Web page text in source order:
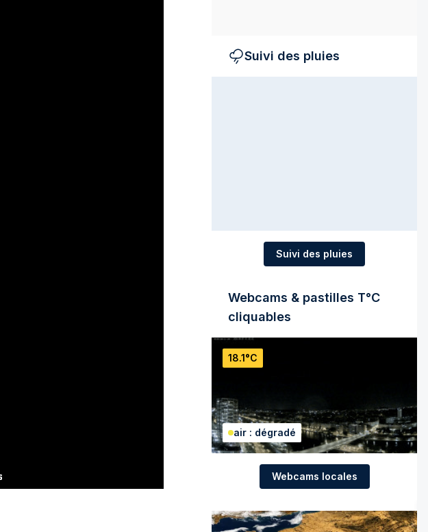
Suivi des pluies
Suivi des pluies
Webcams & pastilles T°C
cliquables
18.1°C
air : dégradé
Webcams locales